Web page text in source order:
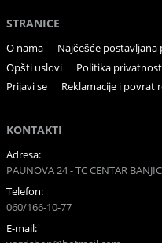
STRANICE
O nama Najčešće postavljana
Opšti uslovi
Politika
Prijavi se
Reklamacije i povrat
KONTAKTI
Adresa:
PAUNOVA 24 - TC CENTAR
Telefon:
060/166-10-77
E-mail: